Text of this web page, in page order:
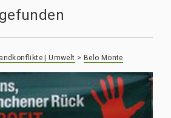
| Umwelt > Belo Monte